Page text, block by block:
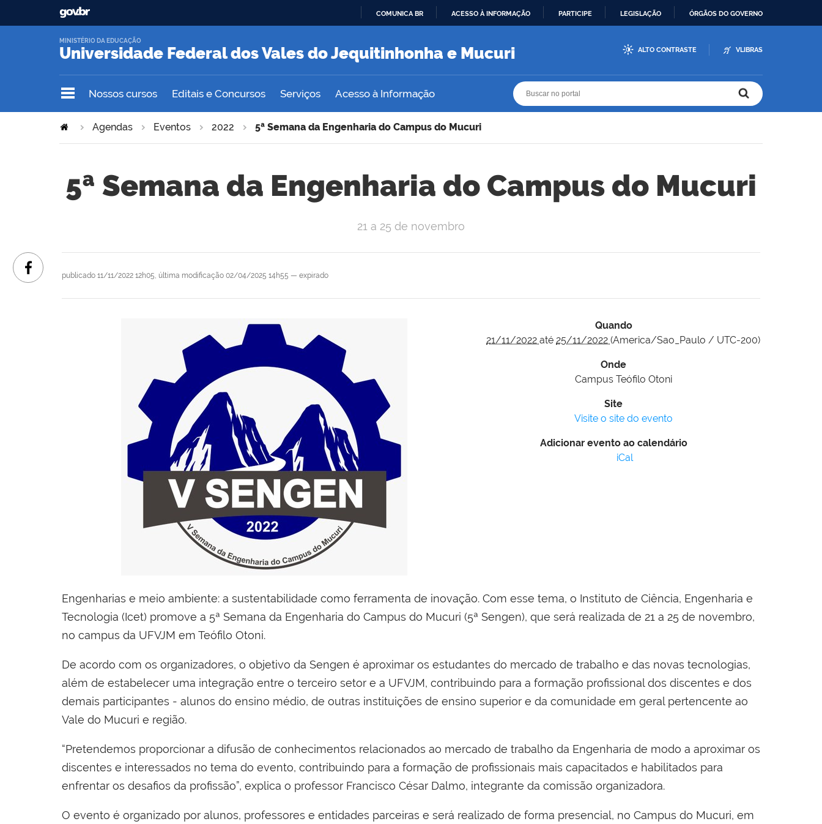
O
COMUNICA BR ACESSO À INFORMAÇÃO PARTICIPE LEGISLAÇÃO ÓRGÃOS DO GOVERNO
Universidade Federal dos Vales do Jequitinhonha e Mucuri
MINISTÉRIO DA EDUCAÇÃO
ALTO CONTRASTE VLIBRAS
Nossos cursos Editais e Concursos Serviços Acesso à Informação
Agendas Eventos 2022 5ª Semana da Engenharia do Campus do Mucuri
5ª Semana da Engenharia do Campus do Mucuri
publicado 11/11/2022 12h05, última modificação 02/04/2025 14h55 — expirado
21 a 25 de novembro
Quando
21/11/2022 até 25/11/2022 (America/Sao_Paulo / UTC-200)
Onde
Campus Teófilo Otoni
Site
Visite o site do evento
Adicionar evento ao calendário
iCal
Engenharias e meio ambiente: a sustentabilidade como ferramenta de inovação. Com esse tema, o Instituto de Ciência, Engenharia e
Tecnologia (Icet) promove a 5ª Semana da Engenharia do Campus do Mucuri (5ª Sengen), que será realizada de 21 a 25 de novembro,
no campus da UFVJM em Teófilo Otoni.
De acordo com os organizadores, o objetivo da Sengen é aproximar os estudantes do mercado de trabalho e das novas tecnologias,
além de estabelecer uma integração entre o terceiro setor e a UFVJM, contribuindo para a formação profissional dos discentes e dos
demais participantes - alunos do ensino médio, de outras instituições de ensino superior e da comunidade em geral pertencente ao
Vale do Mucuri e região.
“Pretendemos proporcionar a difusão de conhecimentos relacionados ao mercado de trabalho da Engenharia de modo a aproximar os
discentes e interessados no tema do evento, contribuindo para a formação de profissionais mais capacitados e habilitados para
enfrentar os desafios da profissão”, explica o professor Francisco César Dalmo, integrante da comissão organizadora.
O evento é organizado por alunos, professores e entidades parceiras e será realizado de forma presencial, no Campus do Mucuri, em